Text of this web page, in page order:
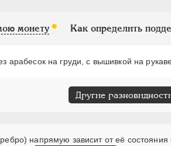
монету Как определить
на груди, с вышивкой на
Другие
напрямую зависит от её